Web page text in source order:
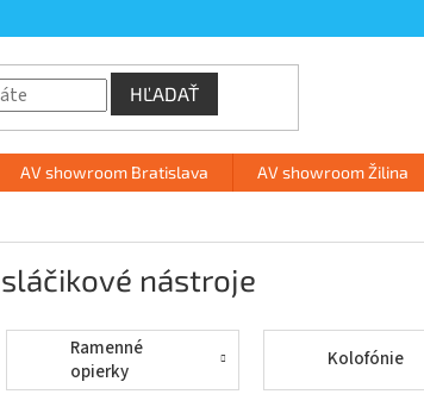
HĽADAŤ
AV showroom Bratislava AV showroom Žilina
nástroje
Ramenné
opierky
Kolofónie